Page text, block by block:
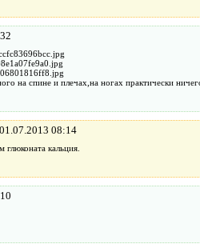
на спине и плечах,на ногах практически
01.07.2013 08:14
кальция.